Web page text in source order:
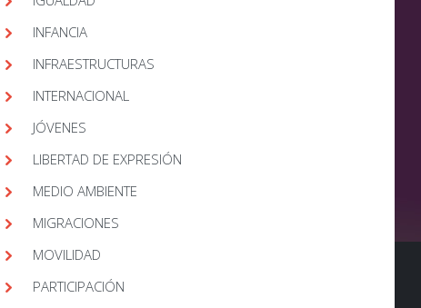
INFANCIA
INFRAESTRUCTURAS
INTERNACIONAL
JÓVENES
LIBERTAD DE EXPRESIÓN
MEDIO AMBIENTE
MIGRACIONES
MOVILIDAD
PARTICIPACIÓN